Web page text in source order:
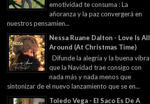
emotividad te consuma : La
añoranza y la paz convergerá en
nuestros pensamien...
Nessa Ruane Dalton - Love Is All
Around (At Christmas Time)
Difunde la alegría y la buena vibra
que la Navidad trae consigo con
nada más y nada menos que
sintonizar de el nuevo lanzamiento que se en...
Toledo Vega - El Saco Es De A